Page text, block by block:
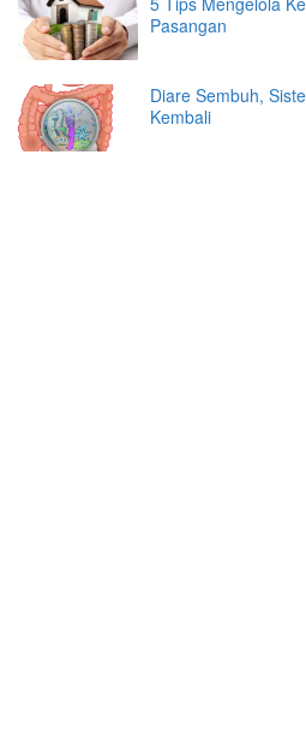
Pasangan
Diare Sembuh,
Kembali